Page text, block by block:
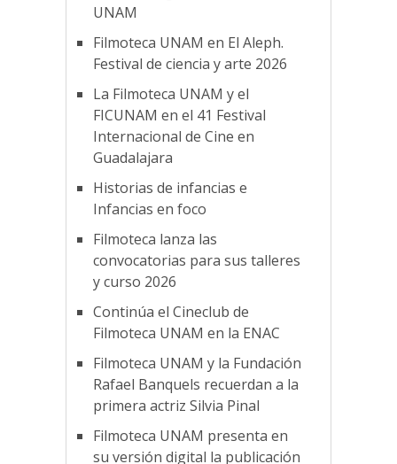
UNAM
Filmoteca UNAM en El Aleph.
Festival de ciencia y arte 2026
La Filmoteca UNAM y el
FICUNAM en el 41 Festival
Internacional de Cine en
Guadalajara
Historias de infancias e
Infancias en foco
Filmoteca lanza las
convocatorias para sus talleres
y curso 2026
Continúa el Cineclub de
Filmoteca UNAM en la ENAC
Filmoteca UNAM y la Fundación
Rafael Banquels recuerdan a la
primera actriz Silvia Pinal
Filmoteca UNAM presenta en
su versión digital la publicación